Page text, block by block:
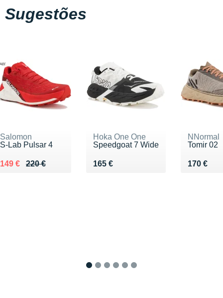
Sugestões
Salomon
S-Lab Pulsar 4
220 €
Au lieu de 220 €
149 €
Vendu 149 €
Hoka One One
Speedgoat 7 Wide
165 €
Vendu 165 €
NNormal
Tomir 02
170 €
Vendu